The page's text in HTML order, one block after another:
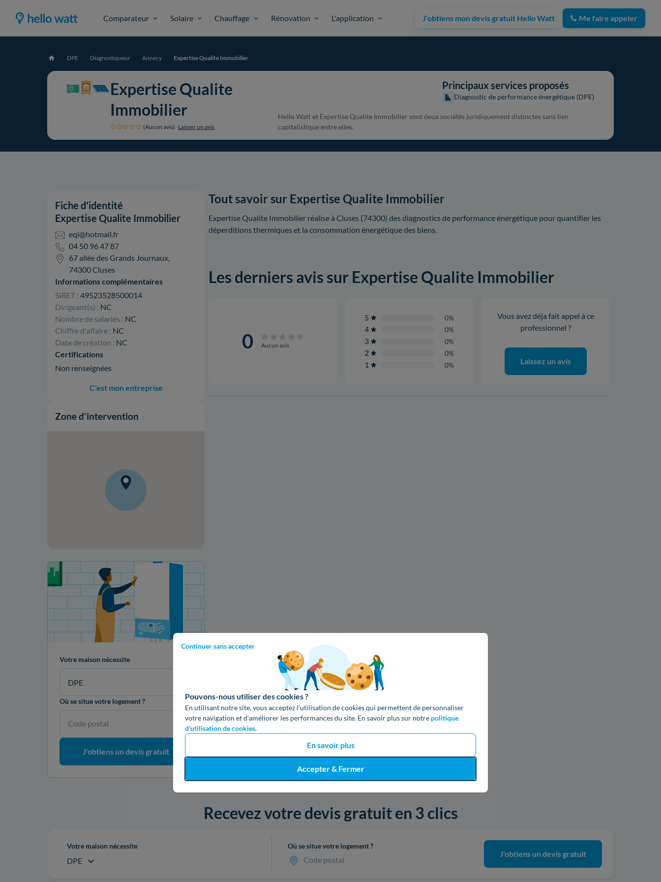
Comparateur Solaire Chauffage Rénovation L'application J'obtiens mon devis gratuit Hello Watt Me faire appeler
Continuer sans accepter
Pouvons-nous utiliser des cookies ?
En utilisant notre site, vous acceptez l’utilisation de cookies qui permettent de personnaliser
votre navigation et d’améliorer les performances du site. En savoir plus sur notre politique
d'utilisation de cookies.
En savoir plus
Accepter & Fermer
Accueil DPE Diagnostiqueur Annecy Expertise Qualite Immobilier
Expertise Qualite
Immobilier
(Aucun avis) Laisser un avis
Principaux services proposés
Diagnostic de performance énergétique (DPE)
Hello Watt et Expertise Qualite Immobilier sont deux sociétés juridiquement distinctes sans lien
capitalistique entre elles.
Fiche d'identité
Expertise Qualite Immobilier
eqi@hotmail.fr
04 50 96 47 87
67 allée des Grands Journaux,
74300 Cluses
Informations complémentaires
SIRET : 49523528500014
Dirigeant(s) : NC
Nombre de salariés : NC
Chiffre d'affaire : NC
Date de création : NC
Certifications
Non renseignées
C'est mon entreprise
Zone d'intervention
Votre projet de rénovation
Votre maison nécessite
DPE
Où se situe votre logement ?
Code postal
J'obtiens un devis gratuit
Tout savoir sur Expertise Qualite Immobilier
Expertise Qualite Immobilier réalise à Cluses (74300) des diagnostics de performance énergétique pour quantifier les
déperditions thermiques et la consommation énergétique des biens.
Les derniers avis sur Expertise Qualite Immobilier
0 Aucun avis
5 0%
4 0%
3 0%
2 0%
1 0%
Vous avez déja fait appel à ce
professionnel ?
Laissez un avis
Recevez votre devis gratuit en 3 clics
Votre maison nécessite
DPE
Où se situe votre logement ?
Code postal
J'obtiens un devis gratuit